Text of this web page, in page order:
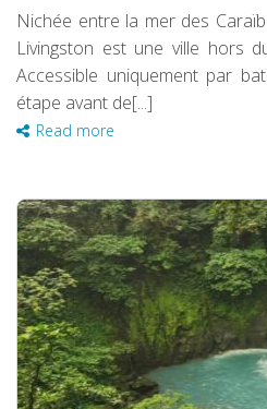
Nichée entre la mer des
Livingston est une ville hors
Accessible uniquement par
étape avant de[...]
Read more